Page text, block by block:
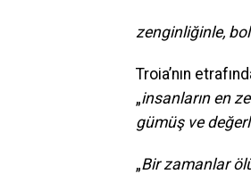
zenginliğinle,
Troia’nın
„insanların en
gümüş ve
„Bir zamanlar